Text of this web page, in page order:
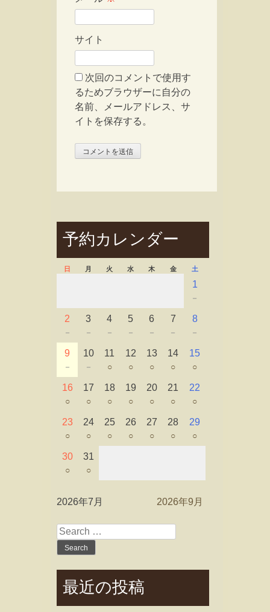
サイト
次回のコメントで使用す
るためブラウザーに自分の
名前、メールアドレス、サ
イトを保存する。
予約カレンダー
日 月 火 水 木 金 土
1
－
2
－
3
－
4
－
5
－
6
－
7
－
8
－
9
－
10
－
11
○
12
○
13
○
14
○
15
○
16
○
17
○
18
○
19
○
20
○
21
○
22
○
23
○
24
○
25
○
26
○
27
○
28
○
29
○
30
○
31
○
2026年7月 2026年9月
Search
for:
最近の投稿